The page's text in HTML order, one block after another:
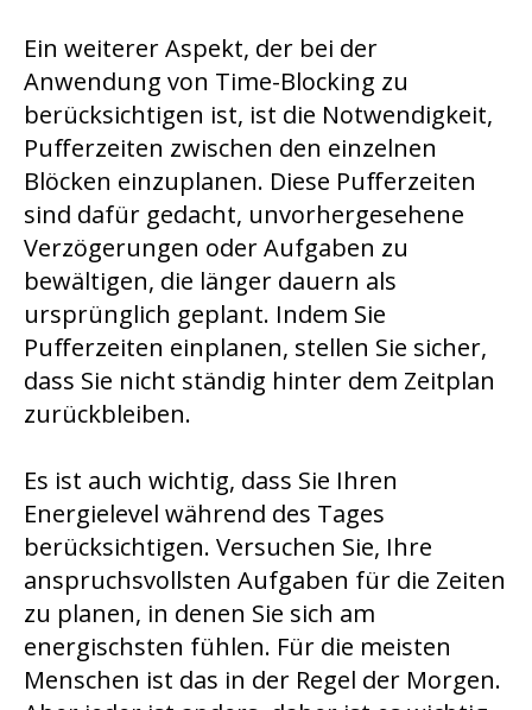
Ein weiterer Aspekt, der bei der
Anwendung von Time-Blocking zu
berücksichtigen ist, ist die Notwendigkeit,
Pufferzeiten zwischen den einzelnen
Blöcken einzuplanen. Diese Pufferzeiten
sind dafür gedacht, unvorhergesehene
Verzögerungen oder Aufgaben zu
bewältigen, die länger dauern als
ursprünglich geplant. Indem Sie
Pufferzeiten einplanen, stellen Sie sicher,
dass Sie nicht ständig hinter dem Zeitplan
zurückbleiben.
Es ist auch wichtig, dass Sie Ihren
Energielevel während des Tages
berücksichtigen. Versuchen Sie, Ihre
anspruchsvollsten Aufgaben für die Zeiten
zu planen, in denen Sie sich am
energischsten fühlen. Für die meisten
Menschen ist das in der Regel der Morgen.